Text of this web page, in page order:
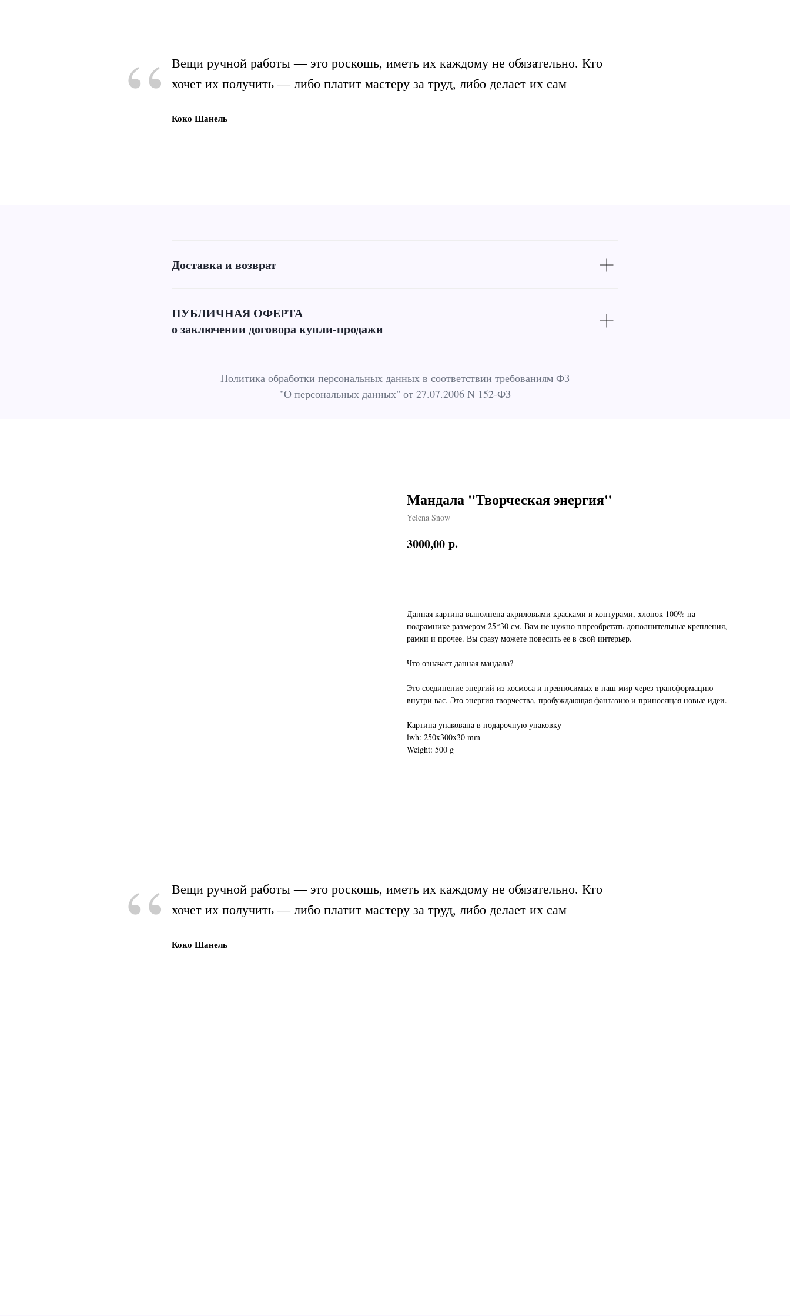
“
Вещи ручной работы — это роскошь, иметь их каждому не обязательно. Кто
хочет их получить — либо платит мастеру за труд, либо делает их сам
Коко Шанель
Доставка и возврат
ПУБЛИЧНАЯ ОФЕРТА
о заключении договора купли-продажи
Политика обработки персональных данных в соответствии требованиям ФЗ
"О персональных данных" от 27.07.2006 N 152-ФЗ
Мандала "Творческая энергия"
Yelena Snow
3000,00 р.
Данная картина выполнена акриловыми красками и контурами, хлопок 100% на
подрамнике размером 25*30 см. Вам не нужно ппреобретать дополнительные крепления,
рамки и прочее. Вы сразу можете повесить ее в свой интерьер.
Что означает данная мандала?
Это соединение энергий из космоса и превносимых в наш мир через трансформацию
внутри вас. Это энергия творчества, пробуждающая фантазию и приносящая новые идеи.
Картина упакована в подарочную упаковку
lwh: 250x300x30 mm
Weight: 500 g
“
Вещи ручной работы — это роскошь, иметь их каждому не обязательно. Кто
хочет их получить — либо платит мастеру за труд, либо делает их сам
Коко Шанель